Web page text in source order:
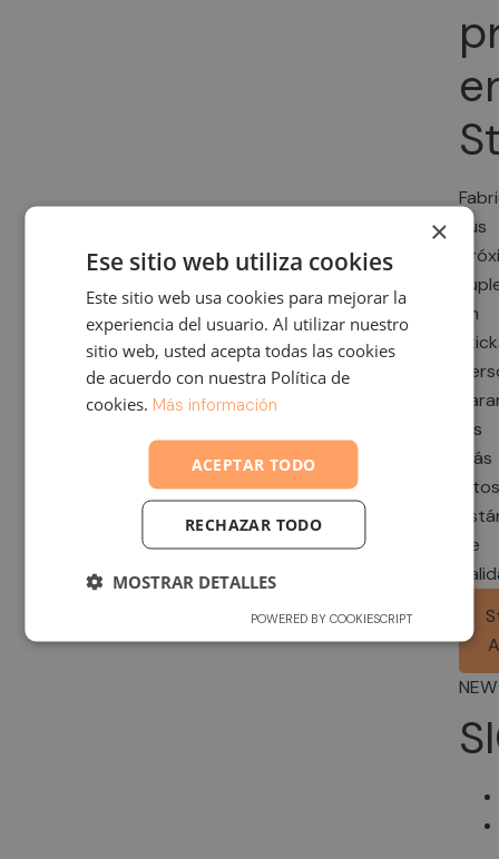
sus
en
los
más
de
NEW
×
Ese sitio web utiliza cookies
Este sitio web usa cookies para mejorar la
experiencia del usuario. Al utilizar nuestro
sitio web, usted acepta todas las cookies
de acuerdo con nuestra Política de
cookies. Más información
ACEPTAR TODO
RECHAZAR TODO
MOSTRAR DETALLES
POWERED BY COOKIESCRIPT